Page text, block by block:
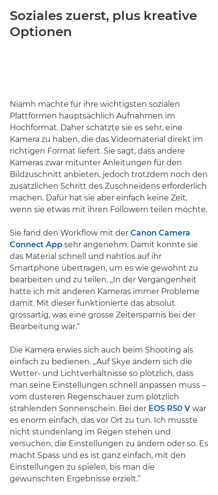
Soziales zuerst, plus kreative
Optionen
Niamh machte für ihre wichtigsten sozialen
Plattformen hauptsächlich Aufnahmen im
Hochformat. Daher schätzte sie es sehr, eine
Kamera zu haben, die das Videomaterial direkt im
richtigen Format liefert. Sie sagt, dass andere
Kameras zwar mitunter Anleitungen für den
Bildzuschnitt anbieten, jedoch trotzdem noch den
zusätzlichen Schritt des Zuschneidens erforderlich
machen. Dafür hat sie aber einfach keine Zeit,
wenn sie etwas mit ihren Followern teilen möchte.
Sie fand den Workflow mit der Canon Camera
Connect App sehr angenehm. Damit konnte sie
das Material schnell und nahtlos auf ihr
Smartphone übertragen, um es wie gewohnt zu
bearbeiten und zu teilen. „In der Vergangenheit
hatte ich mit anderen Kameras immer Probleme
damit. Mit dieser funktionierte das absolut
grossartig, was eine grosse Zeitersparnis bei der
Bearbeitung war.“
Die Kamera erwies sich auch beim Shooting als
einfach zu bedienen. „Auf Skye ändern sich die
Wetter- und Lichtverhältnisse so plötzlich, dass
man seine Einstellungen schnell anpassen muss –
vom düsteren Regenschauer zum plötzlich
strahlenden Sonnenschein. Bei der EOS R50 V war
es enorm einfach, das vor Ort zu tun. Ich musste
nicht stundenlang im Regen stehen und
versuchen, die Einstellungen zu ändern oder so. Es
macht Spass und es ist ganz einfach, mit den
Einstellungen zu spielen, bis man die
gewünschten Ergebnisse erzielt.“